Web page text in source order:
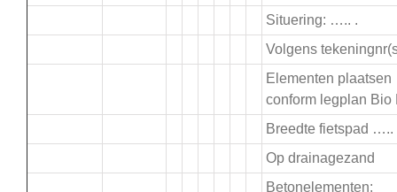
Situering: ….. .
Volgens
Elementen plaatsen
conform legplan Bio
Breedte fietspad …..
Op drainagezand
Betonelementen: